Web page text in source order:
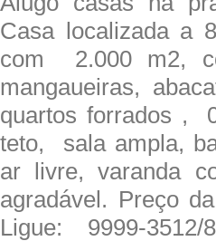
Casa localizada a
com 2.000 m2,
mangaueiras,
quartos forrados ,
teto, sala ampla,
ar livre, varanda
agradável. Preço
Ligue: 9999-